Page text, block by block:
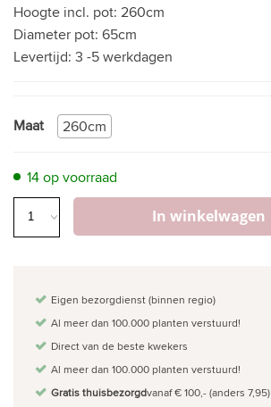
Hoogte incl. pot: 260cm
Diameter pot: 65cm
Levertijd: 3 -5 werkdagen
Maat 260cm
14 op voorraad
In winkelwagen
Eigen bezorgdienst (binnen regio)
Al meer dan 100.000 planten verstuurd!
Direct van de beste kwekers
Al meer dan 100.000 planten verstuurd!
Gratis thuisbezorgdvanaf € 100,- (anders 7,95)